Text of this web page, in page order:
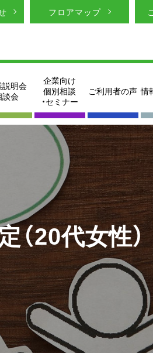
フロアマップ
説明会
談会
企業向け
個別相談
・セミナー
ご利用者の声 情
（20代女性）